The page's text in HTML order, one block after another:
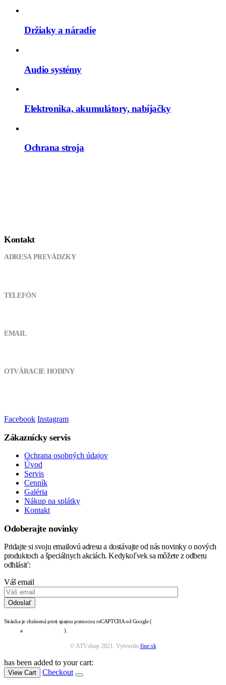
Držiaky a náradie
Audio systémy
Elektronika, akumulátory, nabíjačky
Ochrana stroja
Kontakt
ADRESA PREVÁDZKY
TELEFÓN
EMAIL
OTVÁRACIE HODINY
Facebook Instagram
Zákaznícky servis
Ochrana osobných údajov
Úvod
Servis
Cenník
Galéria
Nákup na splátky
Kontakt
Odoberajte novinky
Pridajte si svoju emailovú adresu a dostávajte od nás novinky o nových
produktoch a špeciálnych akciách. Kedykoľvek sa môžete z odberu
odhlásiť:
Váš email
Stránka je chránená proti spamu pomocou reCAPTCHA od Google (zásady ochrany osobných
a podmienky služby).
© ATVshop 2021. Vytvorilo fine.sk
has been added to your cart:
View Cart Checkout